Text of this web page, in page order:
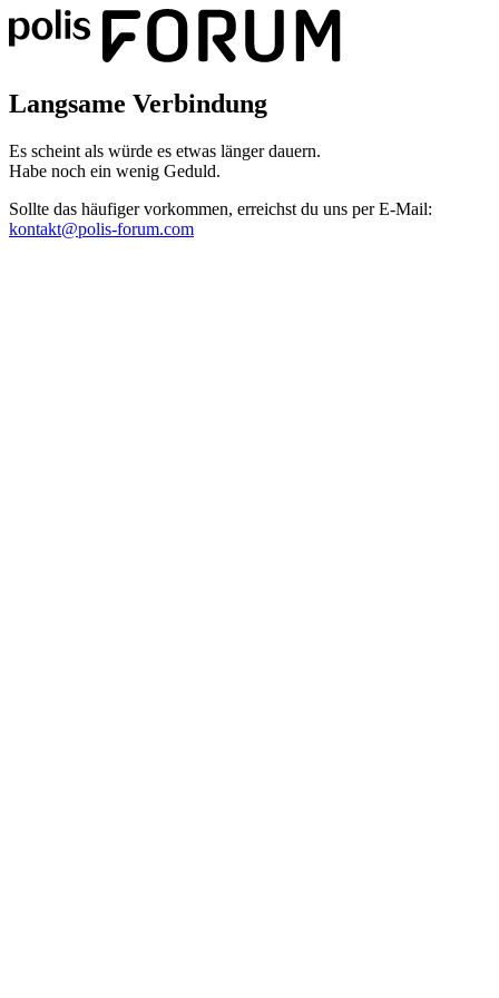
Langsame Verbindung
Es scheint als würde es etwas länger dauern.
Habe noch ein wenig Geduld.
Sollte das häufiger vorkommen, erreichst du uns per E-Mail:
kontakt@polis-forum.com